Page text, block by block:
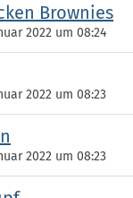
Brownies
2022 um 08:24
2022 um 08:23
2022 um 08:23